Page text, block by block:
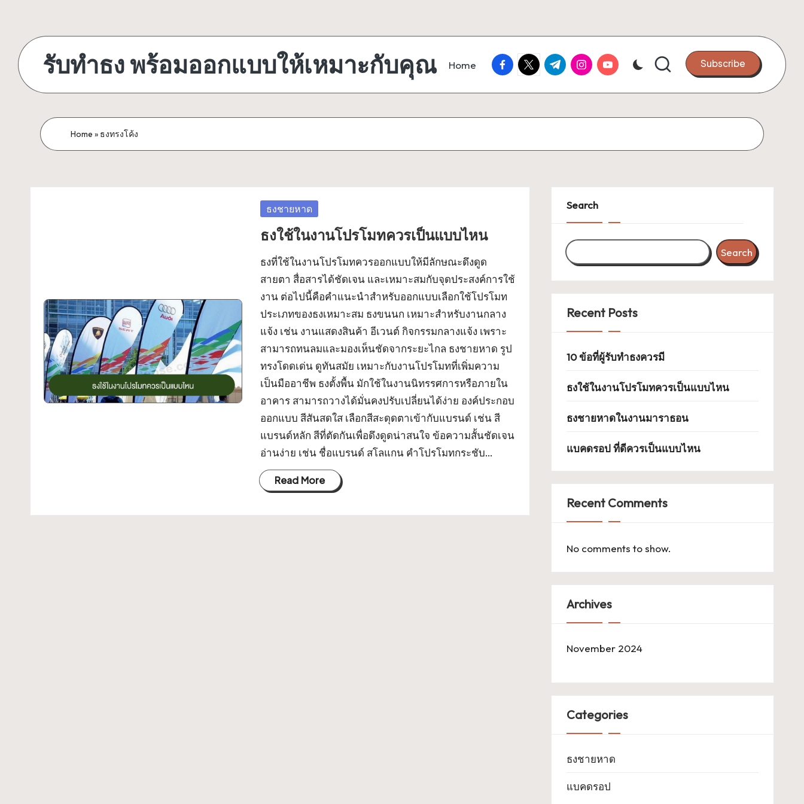
content
รับทำธง พร้อมออกแบบให้เหมาะกับคุณ
ทั่ว
ประเทศ
Home facebook.com
twitter.com
t.me instagram.com
youtube.com Subscribe
Home » ธงทรงโค้ง
Posted
ธงชายหาด
ธงใช้ในงานโปรโมทควรเป็นแบบไหน
ธงที่ใช้ในงานโปรโมทควรออกแบบให้มีลักษณะดึงดูด
สายตา สื่อสารได้ชัดเจน และเหมาะสมกับจุดประสงค์การใช้
งาน ต่อไปนี้คือคำแนะนำสำหรับออกแบบเลือกใช้โปรโมท
ประเภทของธงเหมาะสม ธงขนนก เหมาะสำหรับงานกลาง
แจ้ง เช่น งานแสดงสินค้า อีเวนต์ กิจกรรมกลางแจ้ง เพราะ
สามารถทนลมและมองเห็นชัดจากระยะไกล ธงชายหาด รูป
ทรงโดดเด่น ดูทันสมัย เหมาะกับงานโปรโมทที่เพิ่มความ
เป็นมืออาชีพ ธงตั้งพื้น มักใช้ในงานนิทรรศการหรือภายใน
อาคาร สามารถวางได้มั่นคงปรับเปลี่ยนได้ง่าย องค์ประกอบ
ออกแบบ สีสันสดใส เลือกสีสะดุดตาเข้ากับแบรนด์ เช่น สี
แบรนด์หลัก สีที่ตัดกันเพื่อดึงดูดน่าสนใจ ข้อความสั้นชัดเจน
อ่านง่าย เช่น ชื่อแบรนด์ สโลแกน คำโปรโมทกระชับ…
Read More
Search
Search
Recent Posts
10 ข้อที่ผู้รับทำธงควรมี
ธงใช้ในงานโปรโมทควรเป็นแบบไหน
ธงชายหาดในงานมาราธอน
แบคดรอป ที่ดีควรเป็นแบบไหน
Recent Comments
No comments to show.
Archives
November 2024
Categories
ธงชายหาด
แบคดรอป